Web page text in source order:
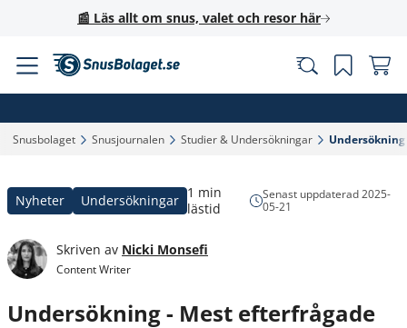
📰 Läs allt om snus, valet och resor här
Snusbolaget‎ Snusjournalen‎ Studier & Undersökningar‎
Nyheter Undersökningar 1 min
lästid
Senast uppdaterad2025-
05-21
Skriven av Nicki Monsefi
Content Writer
Undersökning - Mest efterfrågade